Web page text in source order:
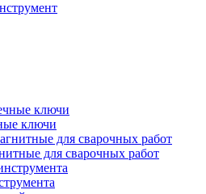
ключи
для сварочных работ